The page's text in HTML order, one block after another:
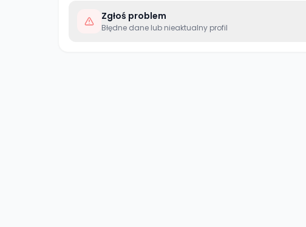
Zgłoś problem
Błędne dane lub nieaktualny profil